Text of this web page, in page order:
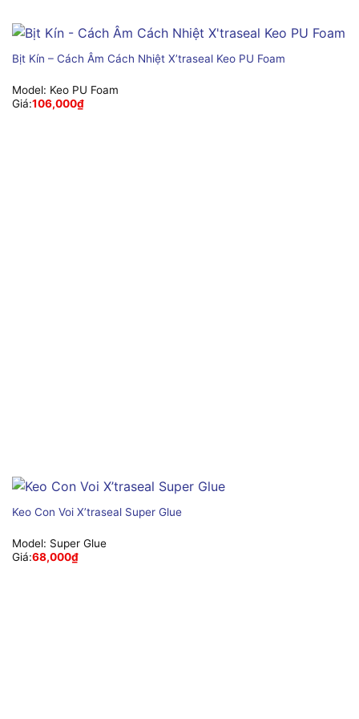
Bịt Kín – Cách Âm Cách Nhiệt X’traseal Keo PU Foam
Model: Keo PU Foam
Giá:106,000₫
Keo Con Voi X’traseal Super Glue
Model: Super Glue
Giá:68,000₫